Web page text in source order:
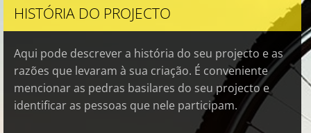
HISTÓRIA DO PROJECTO
Aqui pode descrever a história do seu projecto e as
razões que levaram à sua criação. É conveniente
mencionar as pedras basilares do seu projecto e
identificar as pessoas que nele participam.